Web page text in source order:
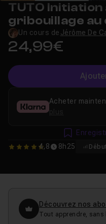
TUTO Initiation
gribouillage au
Un cours de Jérôme De
24,99€
4.75 4,8 8h25
Acheter
plus
Découvrez nos
Tout apprendre, sans